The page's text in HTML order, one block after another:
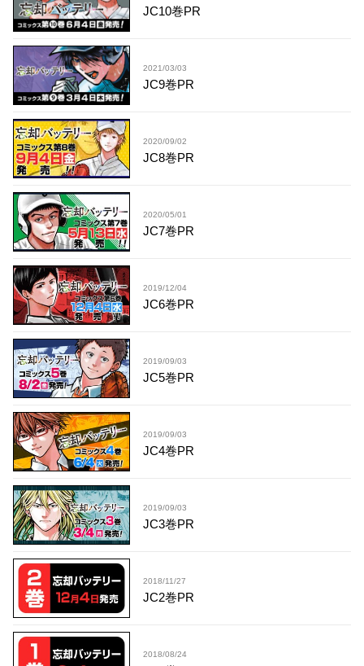
JC10巻PR
2021/03/03
JC9巻PR
2020/09/02
JC8巻PR
2020/05/01
JC7巻PR
2019/12/04
JC6巻PR
2019/09/03
JC5巻PR
2019/09/03
JC4巻PR
2019/09/03
JC3巻PR
2018/11/27
JC2巻PR
2018/08/24